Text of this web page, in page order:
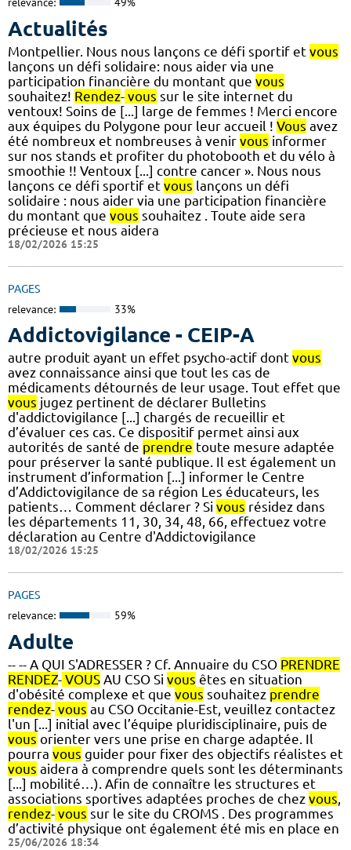
Actualités
Montpellier. Nous nous lançons ce défi sportif et vous
lançons un défi solidaire: nous aider via une
participation financière du montant que vous
souhaitez! Rendez- vous sur le site internet du
ventoux! Soins de [...] large de femmes ! Merci encore
aux équipes du Polygone pour leur accueil ! Vous avez
été nombreux et nombreuses à venir vous informer
sur nos stands et profiter du photobooth et du vélo à
smoothie !! Ventoux [...] contre cancer ». Nous nous
lançons ce défi sportif et vous lançons un défi
solidaire : nous aider via une participation financière
du montant que vous souhaitez . Toute aide sera
précieuse et nous aidera
18/02/2026 15:25
PAGES
relevance: 33%
Addictovigilance - CEIP-A
autre produit ayant un effet psycho-actif dont vous
avez connaissance ainsi que tout les cas de
médicaments détournés de leur usage. Tout effet que
vous jugez pertinent de déclarer Bulletins
d'addictovigilance [...] chargés de recueillir et
d’évaluer ces cas. Ce dispositif permet ainsi aux
autorités de santé de prendre toute mesure adaptée
pour préserver la santé publique. Il est également un
instrument d’information [...] informer le Centre
d’Addictovigilance de sa région Les éducateurs, les
patients… Comment déclarer ? Si vous résidez dans
les départements 11, 30, 34, 48, 66, effectuez votre
déclaration au Centre d'Addictovigilance
18/02/2026 15:25
PAGES
relevance: 59%
Adulte
-- -- A QUI S'ADRESSER ? Cf. Annuaire du CSO PRENDRE
RENDEZ- VOUS AU CSO Si vous êtes en situation
d'obésité complexe et que vous souhaitez prendre
rendez- vous au CSO Occitanie-Est, veuillez contactez
l'un [...] initial avec l’équipe pluridisciplinaire, puis de
vous orienter vers une prise en charge adaptée. Il
pourra vous guider pour fixer des objectifs réalistes et
vous aidera à comprendre quels sont les déterminants
[...] mobilité…). Afin de connaître les structures et
associations sportives adaptées proches de chez vous
rendez- vous sur le site du CROMS . Des programmes
d’activité physique ont également été mis en place en
25/06/2026 18:34